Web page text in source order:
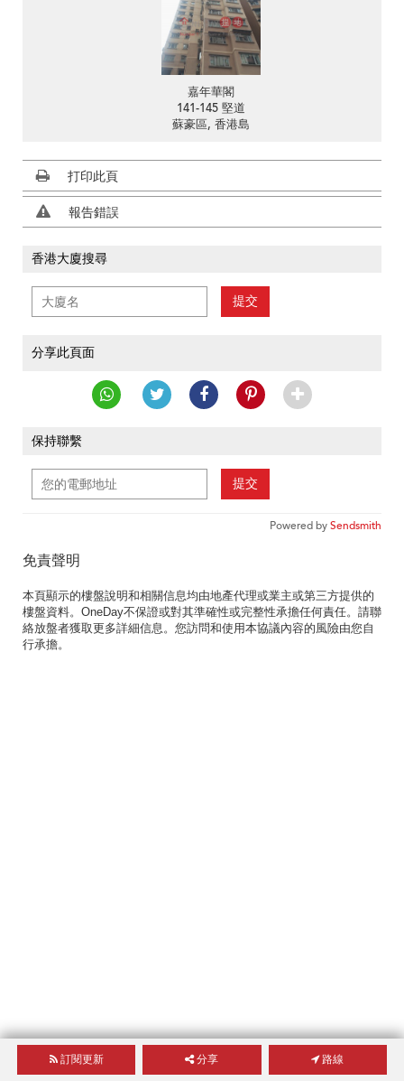
嘉年華閣
141-145 堅道
蘇豪區, 香港島
打印此頁
報告錯誤
香港大廈搜尋
提交
分享此頁面
保持聯繫
提交
Powered bySendsmith
免責聲明
本頁顯示的樓盤說明和相關信息均由地產代理或業主或第三方提供的
樓盤資料。OneDay不保證或對其準確性或完整性承擔任何責任。請聯
絡放盤者獲取更多詳細信息。您訪問和使用本協議內容的風險由您自
行承擔。
訂閱更新 分享 路線